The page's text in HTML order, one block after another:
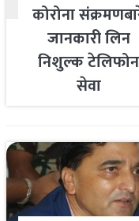
कोरोना
जानकारी लिन
निशुल्क टेलिफोन
सेवा